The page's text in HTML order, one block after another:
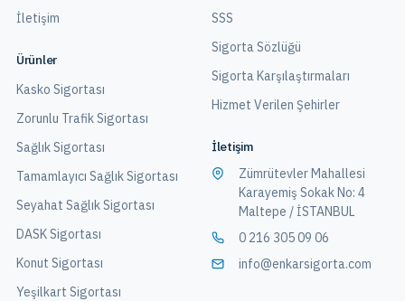
İletişim
Ürünler
Kasko Sigortası
Zorunlu Trafik Sigortası
Sağlık Sigortası
Tamamlayıcı Sağlık Sigortası
Seyahat Sağlık Sigortası
DASK Sigortası
Konut Sigortası
Yeşilkart Sigortası
SSS
Sigorta Sözlüğü
Sigorta Karşılaştırmaları
Hizmet Verilen Şehirler
İletişim
Zümrütevler Mahallesi
Karayemiş Sokak No: 4
Maltepe / İSTANBUL
0 216 305 09 06
info@enkarsigorta.com